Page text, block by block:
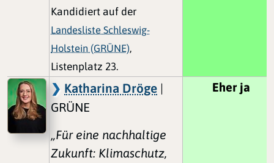
Kandidiert auf der
Landesliste Schleswig-
Holstein (GRÜNE),
Listenplatz 23.
Katharina Dröge |
GRÜNE
„Für eine nachhaltige
Zukunft: Klimaschutz,
Eher ja